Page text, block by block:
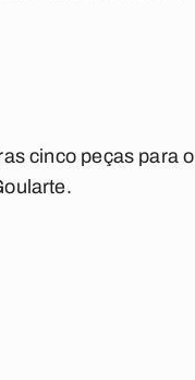
cinco peças para o